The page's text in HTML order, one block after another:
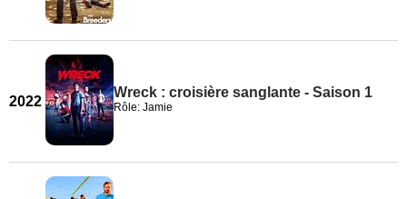
2022
Wreck : croisière sanglante - Saison 1
Rôle: Jamie